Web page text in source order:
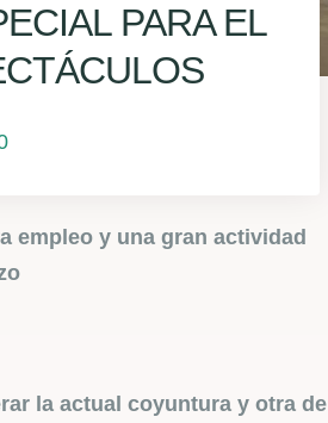
PARA EL
empleo y una gran actividad
la actual coyuntura y otra de